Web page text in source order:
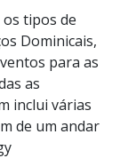
tipos de
Dominicais,
para as
as
inclui várias
de um andar